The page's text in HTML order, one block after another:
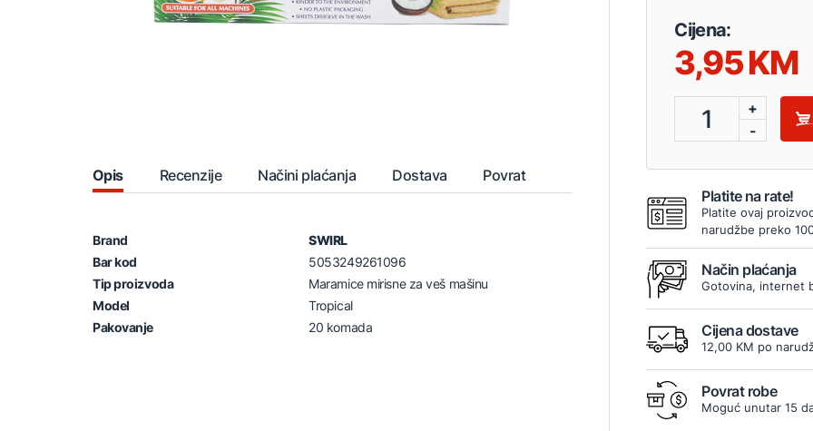
Opis Recenzije Načini plaćanja Dostava Povrat
Brand
SWIRL
Bar kod
5053249261096
Tip proizvoda
Maramice mirisne za veš mašinu
Model
Tropical
Pakovanje
20 komada
Cijena:
3,95
1
+
-
Platite na rate!
Platite ovaj
narudžbe preko
Način plaćanja
Gotovina, internet
Cijena dostave
12,00 KM po
Povrat robe
Moguć unutar 15